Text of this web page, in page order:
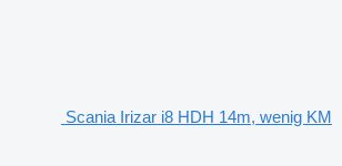
Scania Irizar i8 HDH 14m, wenig KM